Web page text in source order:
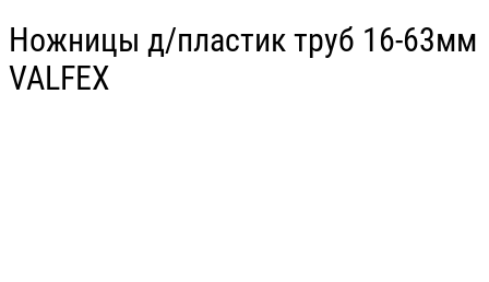
Ножницы д/пластик труб 16-63мм
VALFEX